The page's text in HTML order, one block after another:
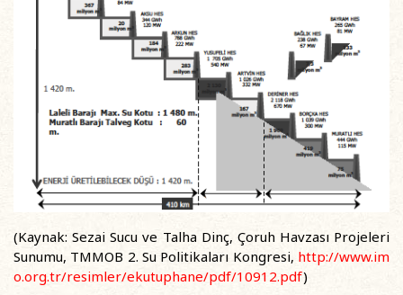
(Kaynak: Sezai Sucu ve Talha Dinç, Çoruh Havzası Projeleri
Sunumu, TMMOB 2. Su Politikaları Kongresi, http://www.im
o.org.tr/resimler/ekutuphane/pdf/10912.pdf)